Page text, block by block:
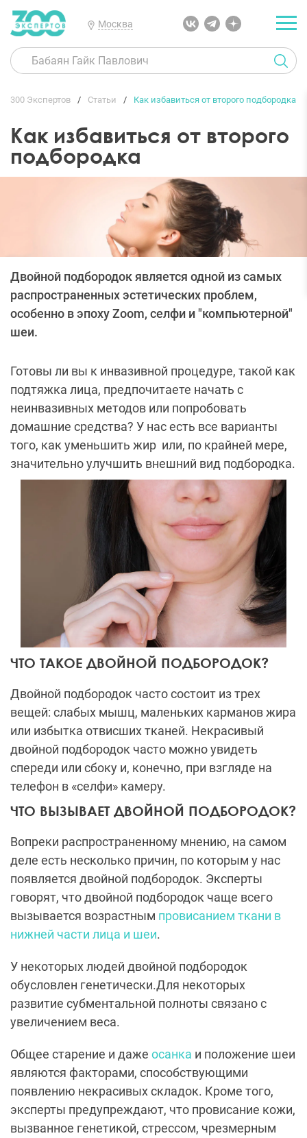
Москва
300 Экспертов Статьи Как избавиться от второго подбородка
Как избавиться от второго
подбородка
Двойной подбородок является одной из самых
распространенных эстетических проблем,
особенно в эпоху Zoom, селфи и "компьютерной"
шеи.
Готовы ли вы к инвазивной процедуре, такой как
подтяжка лица, предпочитаете начать с
неинвазивных методов или попробовать
домашние средства? У нас есть все варианты
того, как уменьшить жир или, по крайней мере,
значительно улучшить внешний вид подбородка.
ЧТО ТАКОЕ ДВОЙНОЙ ПОДБОРОДОК?
Двойной подбородок часто состоит из трех
вещей: слабых мышц, маленьких карманов жира
или избытка отвисших тканей. Некрасивый
двойной подбородок часто можно увидеть
спереди или сбоку и, конечно, при взгляде на
телефон в «селфи» камеру.
ЧТО ВЫЗЫВАЕТ ДВОЙНОЙ ПОДБОРОДОК?
Вопреки распространенному мнению, на самом
деле есть несколько причин, по которым у нас
появляется двойной подбородок. Эксперты
говорят, что двойной подбородок чаще всего
вызывается возрастным провисанием ткани в
нижней части лица и шеи.
У некоторых людей двойной подбородок
обусловлен генетически.Для некоторых
развитие субментальной полноты связано с
увеличением веса.
Общее старение и даже осанка и положение шеи
являются факторами, способствующими
появлению некрасивых складок. Кроме того,
эксперты предупреждают, что провисание кожи,
вызванное генетикой, стрессом, чрезмерным